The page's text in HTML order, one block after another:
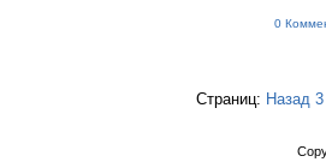
0
Страниц: Назад 3